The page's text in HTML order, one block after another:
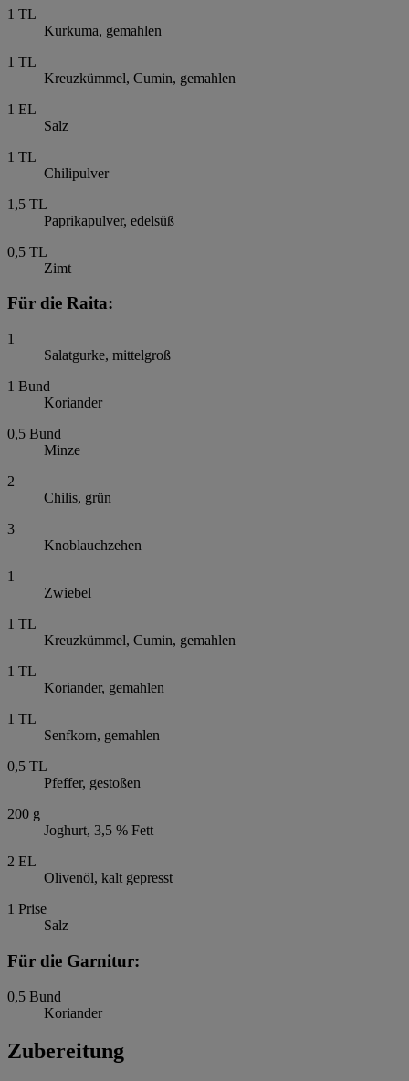
1 TL
Kurkuma, gemahlen
1 TL
Kreuzkümmel, Cumin, gemahlen
1 EL
Salz
1 TL
Chilipulver
1,5 TL
Paprikapulver, edelsüß
0,5 TL
Zimt
Für die Raita:
1
Salatgurke, mittelgroß
1 Bund
Koriander
0,5 Bund
Minze
2
Chilis, grün
3
Knoblauchzehen
1
Zwiebel
1 TL
Kreuzkümmel, Cumin, gemahlen
1 TL
Koriander, gemahlen
1 TL
Senfkorn, gemahlen
0,5 TL
Pfeffer, gestoßen
200 g
Joghurt, 3,5 % Fett
2 EL
Olivenöl, kalt gepresst
1 Prise
Salz
Für die Garnitur:
0,5 Bund
Koriander
Zubereitung